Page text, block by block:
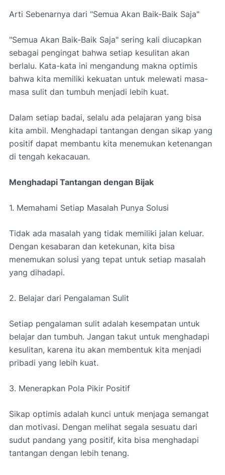
Arti Sebenarnya dari "Semua Akan Baik-Baik Saja"
"Semua Akan Baik-Baik Saja" sering kali diucapkan
sebagai pengingat bahwa setiap kesulitan akan
berlalu. Kata-kata ini mengandung makna optimis
bahwa kita memiliki kekuatan untuk melewati masa-
masa sulit dan tumbuh menjadi lebih kuat.
Dalam setiap badai, selalu ada pelajaran yang bisa
kita ambil. Menghadapi tantangan dengan sikap yang
positif dapat membantu kita menemukan ketenangan
di tengah kekacauan.
Menghadapi Tantangan dengan Bijak
1. Memahami Setiap Masalah Punya Solusi
Tidak ada masalah yang tidak memiliki jalan keluar.
Dengan kesabaran dan ketekunan, kita bisa
menemukan solusi yang tepat untuk setiap masalah
yang dihadapi.
2. Belajar dari Pengalaman Sulit
Setiap pengalaman sulit adalah kesempatan untuk
belajar dan tumbuh. Jangan takut untuk menghadapi
kesulitan, karena itu akan membentuk kita menjadi
pribadi yang lebih kuat.
3. Menerapkan Pola Pikir Positif
Sikap optimis adalah kunci untuk menjaga semangat
dan motivasi. Dengan melihat segala sesuatu dari
sudut pandang yang positif, kita bisa menghadapi
tantangan dengan lebih tenang.